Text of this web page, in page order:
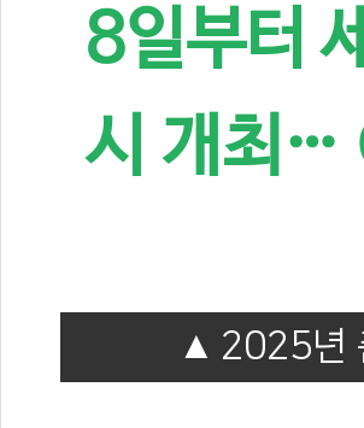
8일부터
시 개최…
2025년